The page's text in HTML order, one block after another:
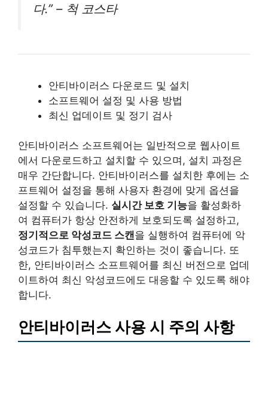
다.” – 척 코스타
안티바이러스 다운로드 및 설치
소프트웨어 설정 및 사용 방법
최신 업데이트 및 정기 검사
안티바이러스 소프트웨어는 일반적으로 웹사이트
에서 다운로드하고 설치할 수 있으며, 설치 과정은
매우 간단합니다. 안티바이러스를 설치한 후에는 소
프트웨어 설정을 통해 사용자 환경에 맞게 옵션을
설정할 수 있습니다. 실시간 보호 기능을 활성화하
여 컴퓨터가 항상 안전하게 보호되도록 설정하고,
정기적으로 악성코드 스캔을 실행하여 컴퓨터에 악
성코드가 침투했는지 확인하는 것이 좋습니다. 또
한, 안티바이러스 소프트웨어를 최신 버전으로 업데
이트하여 최신 악성코드에도 대응할 수 있도록 해야
합니다.
안티바이러스 사용 시 주의 사항